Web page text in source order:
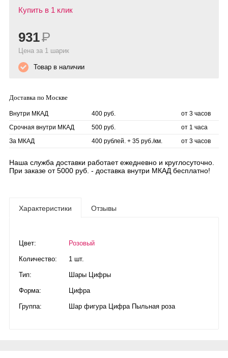
Купить в 1 клик
931Р
Цена за 1 шарик
Товар в наличии
Доставка по Москве
Внутри МКАД 400 руб.
от 3 часов
Срочная внутри МКАД
500 руб.
от 1 часа
За МКАД
400 рублей. + 35 руб./км. от 3 часов
Наша служба доставки работает ежедневно и круглосуточно.
При заказе от 5000 руб. - доставка внутри МКАД бесплатно!
Характеристики Отзывы
Цвет: Розовый
Количество: 1 шт.
Тип: Шары Цифры
Форма: Цифра
Группа: Шар фигура Цифра Пыльная роза